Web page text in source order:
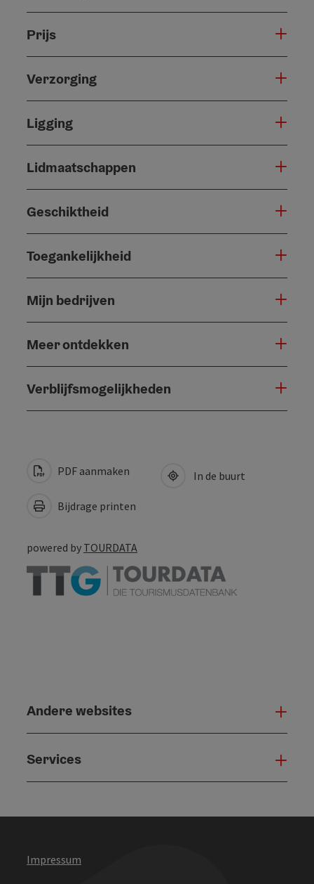
Prijs
Verzorging
Ligging
Lidmaatschappen
Geschiktheid
Toegankelijkheid
Mijn bedrijven
Meer ontdekken
Verblijfsmogelijkheden
PDF aanmaken
Bijdrage printen
In de buurt
powered by TOURDATA
Andere websites
Services
Impressum